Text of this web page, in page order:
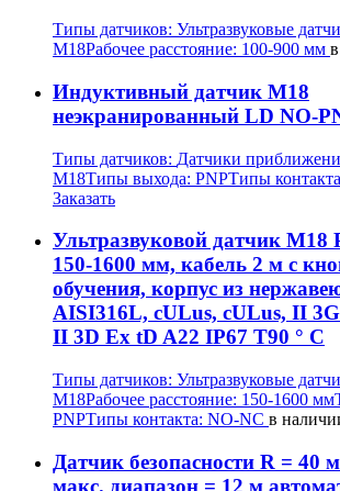
Типы датчиков: Ультразвуковые
M18Рабочее расстояние: 100-900 мм
Индуктивный датчик M18
неэкранированный LD NO-
Типы датчиков: Датчики
M18Типы выхода: PNPТипы
Заказать
Ультразвуковой датчик M18
150-1600 мм, кабель 2 м с
обучения, корпус из
AISI316L, cULus, cULus, II
II 3D Ex tD A22 IP67 T90 ° C
Типы датчиков: Ультразвуковые
M18Рабочее расстояние: 150-1600 мм
PNPТипы контакта: NO-NC в
Датчик безопасности R = 40
макс. диапазон = 12 м